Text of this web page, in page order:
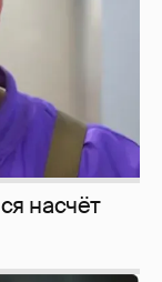
насчёт